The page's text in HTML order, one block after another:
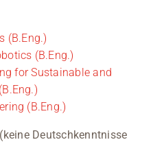
(B.Eng.)
(B.Eng.)
for Sustainable and
(B.Eng.)
Deutschkenntnisse